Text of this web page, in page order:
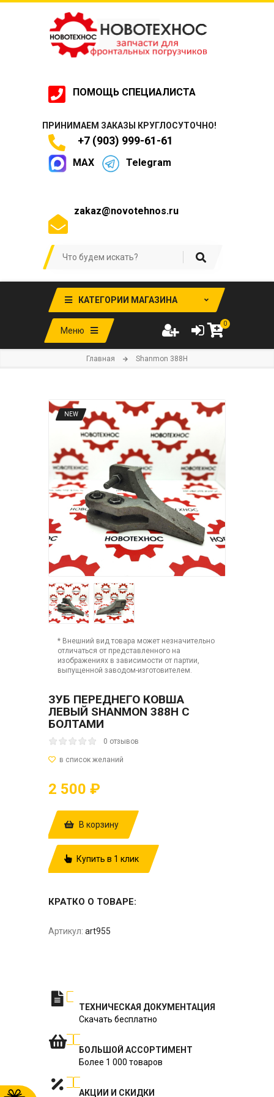
ПОМОЩЬ СПЕЦИАЛИСТА
ПРИНИМАЕМ ЗАКАЗЫ КРУГЛОСУТОЧНО!
+7 (903) 999-61-61
MAX Telegram
zakaz@novotehnos.ru
КАТЕГОРИИ МАГАЗИНА
Меню
0
Главная Shanmon 388H
NEW
* Внешний вид товара может незначительно
отличаться от представленного на
изображениях в зависимости от партии,
выпущенной заводом-изготовителем.
ЗУБ ПЕРЕДНЕГО КОВША
ЛЕВЫЙ SHANMON 388H С
БОЛТАМИ
0 отзывов
2 500 ₽
В корзину
Купить в 1 клик
КРАТКО О ТОВАРЕ:
Артикул: art955
ТЕХНИЧЕСКАЯ ДОКУМЕНТАЦИЯ
Скачать бесплатно
БОЛЬШОЙ АССОРТИМЕНТ
Более 1 000 товаров
АКЦИИ И СКИДКИ